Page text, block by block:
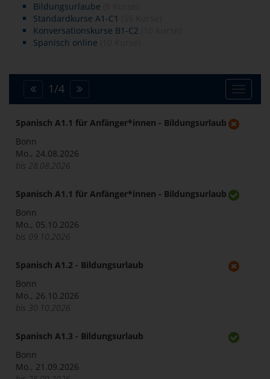
Bildungsurlaube
Standardkurse A1-C1
Konversationskurse B1-C2
Spanisch online
Toggle
1/4
Spanisch A1.1 für Anfänger*innen - Bildungsurlaub
Bonn
Mo., 24.08.2026
bis 28.08.2026
Spanisch A1.1 für Anfänger*innen - Bildungsurlaub
Bonn
Mo., 05.10.2026
bis 09.10.2026
Spanisch A1.2 - Bildungsurlaub
Bonn
Mo., 26.10.2026
bis 30.10.2026
Spanisch A1.3 - Bildungsurlaub
Bonn
Mo., 21.09.2026